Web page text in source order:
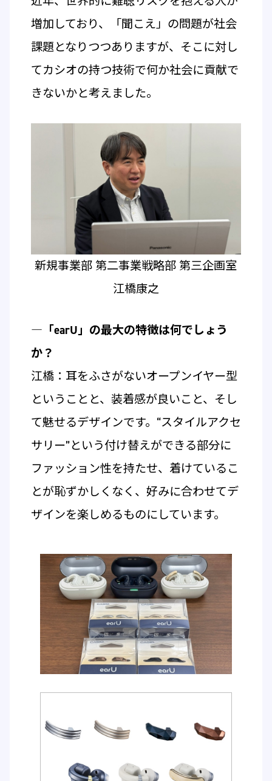
増加しており、「聞こえ」の問題が社会
課題となりつつありますが、そこに対し
てカシオの持つ技術で何か社会に貢献で
きないかと考えました。
新規事業部 第二事業戦略部 第三企画室
江橋康之
―「earU」の最大の特徴は何でしょう
か？
江橋：耳をふさがないオープンイヤー型
ということと、装着感が良いこと、そし
て魅せるデザインです。“スタイルアクセ
サリー”という付け替えができる部分に
ファッション性を持たせ、着けているこ
とが恥ずかしくなく、好みに合わせてデ
ザインを楽しめるものにしています。